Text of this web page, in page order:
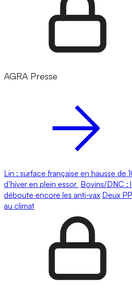
AGRA Presse
Lin : surface française en hausse de
d’hiver en plein essor Bovins/DNC :
déboute encore les anti-vax Deux
au climat